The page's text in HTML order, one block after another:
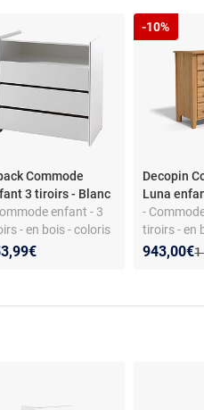
Commode
3 tiroirs - Blanc
enfant - 3
- en bois - coloris
Decopin
Luna
-
tiroirs - en
bois clair1
Nouveau
943,00€
-10%